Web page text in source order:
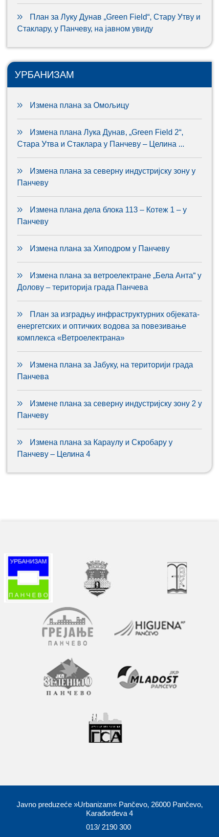
План за Луку Дунав „Green Field“, Стару Утву и
Стаклару, у Панчеву, на јавном увиду
УРБАНИЗАМ
Измена плана за Омољицу
Измена плана Лука Дунав, „Green Field 2“,
Стара Утва и Стаклара у Панчеву – Целина ...
Измена плана за северну индустријску зону у
Панчеву
Измена плана дела блока 113 – Котеж 1 – у
Панчеву
Измена плана за Хиподром у Панчеву
Измена плана за ветроелектране „Бела Анта“ у
Долову – територија града Панчева
План за изградњу инфраструктурних објеката-
енергетских и оптичких водова за повезивање
комплекса «Ветроелектрана»
Измена плана за Јабуку, на територији града
Панчева
Измене плана за северну индустријску зону 2 у
Панчеву
Измена плана за Караулу и Скробару у
Панчеву – Целина 4
Javno preduzeće »Urbanizam« Pančevo, 26000 Pančevo,
Karađorđeva 4
013/ 2190 300